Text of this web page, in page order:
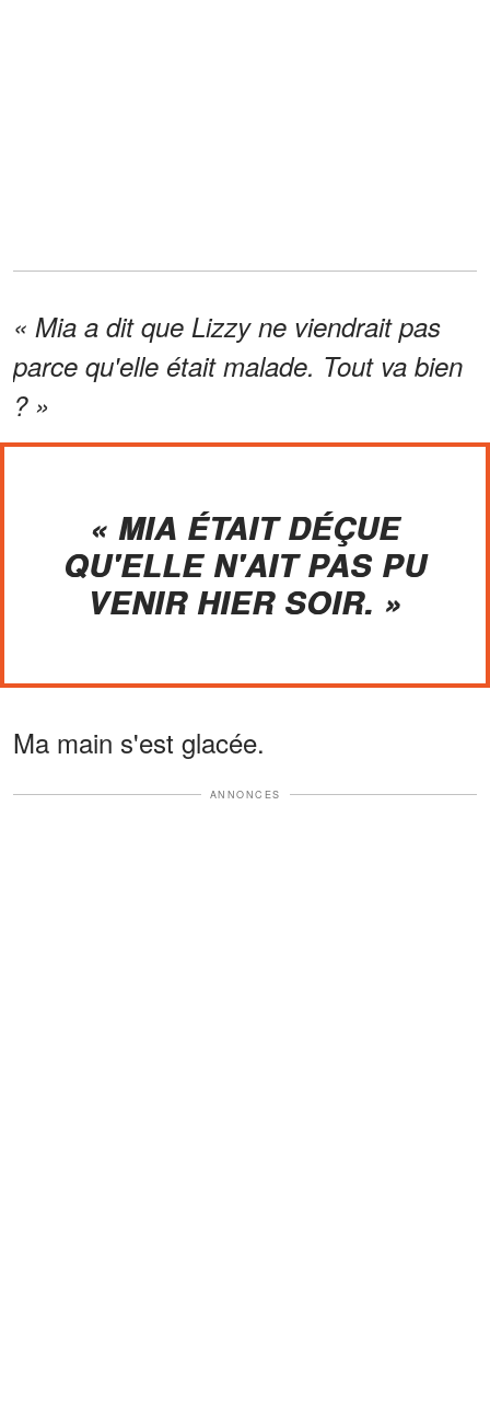
« Mia a dit que Lizzy ne viendrait pas
parce qu'elle était malade. Tout va bien
? »
« MIA ÉTAIT DÉÇUE
QU'ELLE N'AIT PAS PU
VENIR HIER SOIR. »
Ma main s'est glacée.
ANNONCES